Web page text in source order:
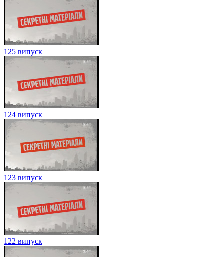
125 випуск
124 випуск
123 випуск
122 випуск